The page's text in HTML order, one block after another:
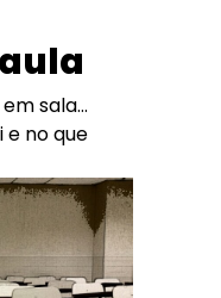
sala…
e no que